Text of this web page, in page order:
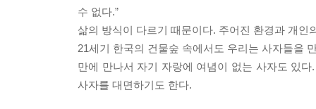
수 없다.”
삶의 방식이 다르기 때문이다. 주어진 환경과 개
21세기 한국의 건물숲 속에서도 우리는 사자들을
만에 만나서 자기 자랑에 여념이 없는 사자도 있
사자를 대면하기도 한다.